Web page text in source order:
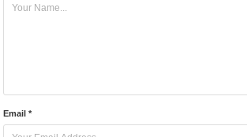
Email *